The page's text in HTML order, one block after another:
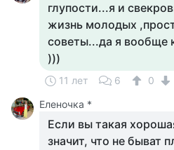
глупости...я и
жизнь молодых
советы...да я вообще
)))
11 лет 6
0
Еленочка *
Если вы такая
значит, что не быват